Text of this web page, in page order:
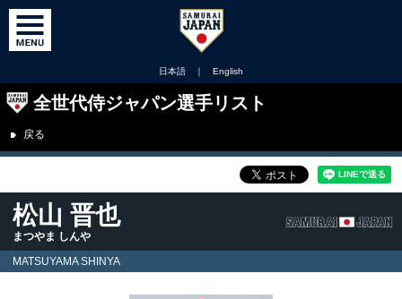
日本語 ｜ English
全世代侍ジャパン選手リスト
戻る
松山 晋也
まつやま しんや
MATSUYAMA SHINYA